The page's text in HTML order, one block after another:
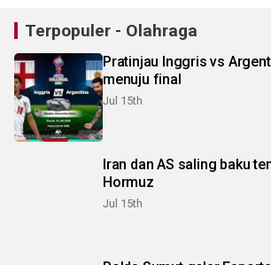
Terpopuler - Olahraga
Pratinjau Inggris vs
menuju final
Jul 15th
Iran dan AS saling baku
Hormuz
Jul 15th